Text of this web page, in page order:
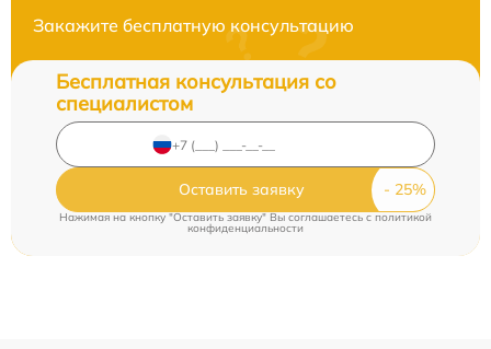
Закажите бесплатную консультацию
Бесплатная консультация со
специалистом
Оставить заявку
Нажимая на кнопку "Оставить заявку" Вы соглашаетесь c политикой
конфиденциальности